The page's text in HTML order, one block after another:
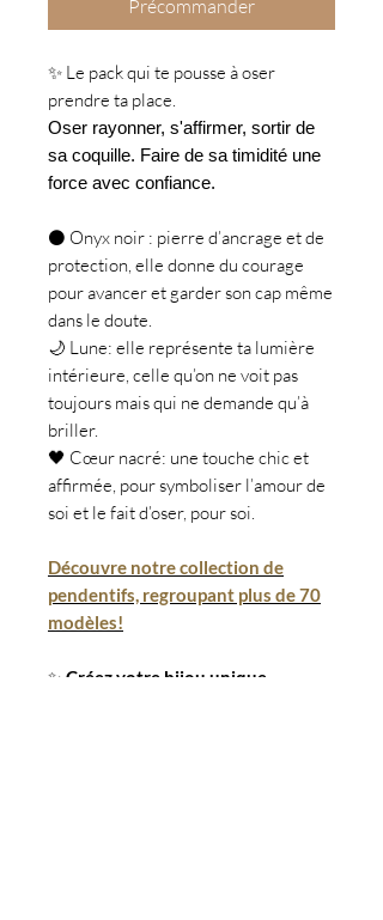
Précommander
✨ Le pack qui te pousse à oser
prendre ta place.
Oser rayonner, s'affirmer, sortir de
sa coquille. Faire de sa timidité une
force avec confiance.
⚫ Onyx noir : pierre d’ancrage et de
protection, elle donne du courage
pour avancer et garder son cap même
dans le doute.
🌙 Lune: elle représente ta lumière
intérieure, celle qu’on ne voit pas
toujours mais qui ne demande qu’à
briller.
🖤 Cœur nacré: une touche chic et
affirmée, pour symboliser l’amour de
soi et le fait d’oser, pour soi.
Découvre notre collection de
pendentifs, regroupant plus de 70
modèles!
✨ Créez votre bijou unique